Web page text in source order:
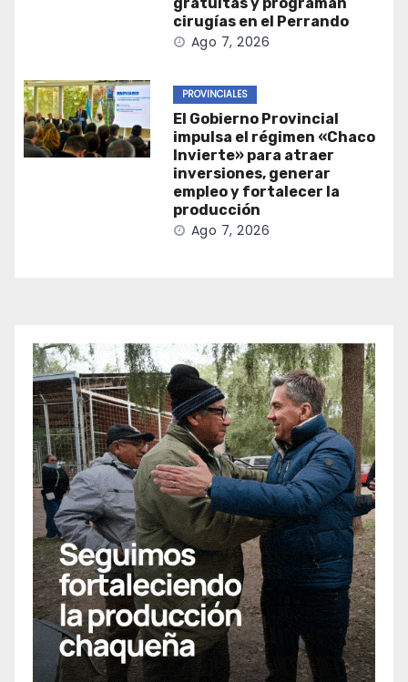
cirugías en el Perrando
Ago 7, 2026
PROVINCIALES
El Gobierno Provincial
impulsa el régimen «Chaco
Invierte» para atraer
inversiones, generar
empleo y fortalecer la
producción
Ago 7, 2026